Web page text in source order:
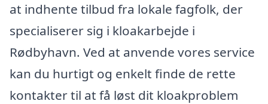
at indhente tilbud fra lokale fagfolk, der
specialiserer sig i kloakarbejde i
Rødbyhavn. Ved at anvende vores service
kan du hurtigt og enkelt finde de rette
kontakter til at få løst dit kloakproblem